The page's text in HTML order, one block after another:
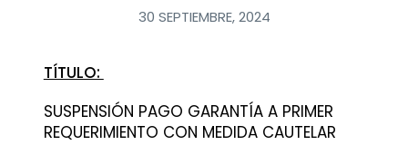
30 SEPTIEMBRE, 2024
TÍTULO:
SUSPENSIÓN PAGO GARANTÍA A PRIMER
REQUERIMIENTO CON MEDIDA CAUTELAR